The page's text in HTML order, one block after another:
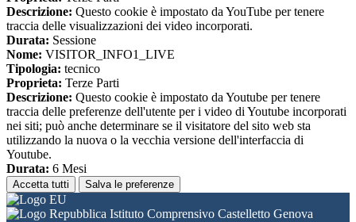
Descrizione: Questo cookie è impostato da YouTube per tenere
traccia delle visualizzazioni dei video incorporati.
Durata: Sessione
Nome: VISITOR_INFO1_LIVE
Tipologia: tecnico
Proprieta: Terze Parti
Descrizione: Questo cookie è impostato da Youtube per tenere
traccia delle preferenze dell'utente per i video di Youtube incorporati
nei siti; può anche determinare se il visitatore del sito web sta
utilizzando la nuova o la vecchia versione dell'interfaccia di
Youtube.
Durata: 6 Mesi
Accetta tutti Salva le preferenze
Istituto Comprensivo Castelletto Genova